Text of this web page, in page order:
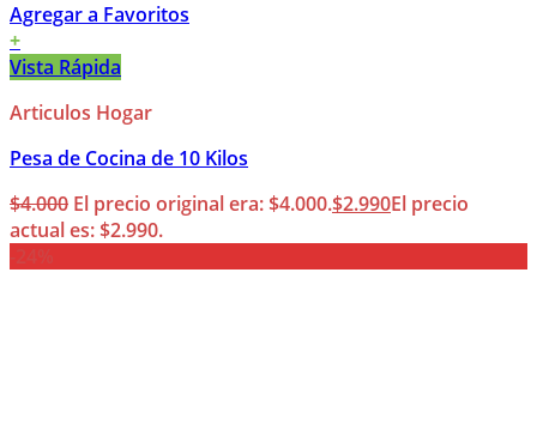
Agregar a Favoritos
+
Vista Rápida
Articulos Hogar
Pesa de Cocina de 10 Kilos
$4.000 El precio original era: $4.000.$2.990El precio
actual es: $2.990.